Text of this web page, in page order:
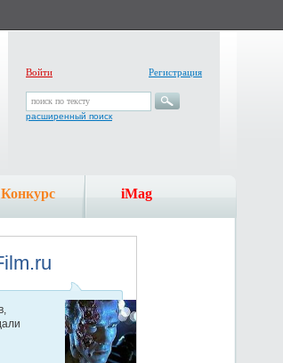
Войти Регистрация
поиск по тексту
расширенный поиск
Конкурс iMag